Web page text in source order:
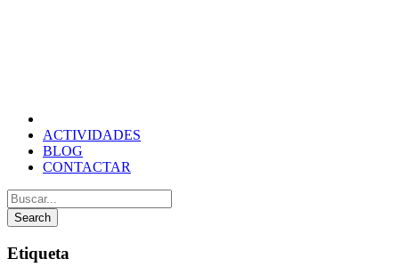
ACTIVIDADES
BLOG
CONTACTAR
Etiqueta